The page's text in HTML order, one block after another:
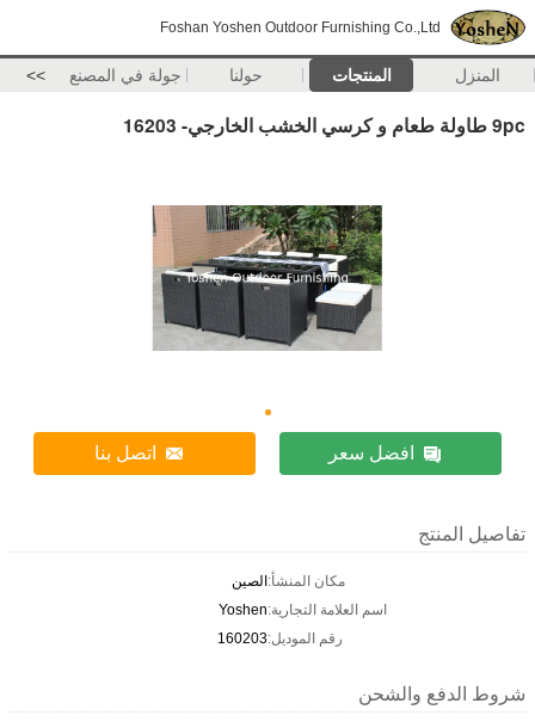
Foshan Yoshen Outdoor Furnishing Co.,Ltd
المنزل المنتجات حولنا جولة في المصنع >>
9pc طاولة طعام و كرسي الخشب الخارجي- 16203
افضل سعر اتصل بنا
تفاصيل المنتج
مكان المنشأ:الصين
اسم العلامة التجارية:Yoshen
رقم الموديل:160203
شروط الدفع والشحن